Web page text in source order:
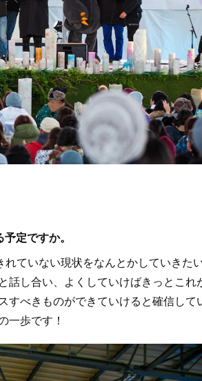
定ですか。
ていない現状をなんとかしていきた
話し合い、よくしていけばきっとこれ
すべきものができていけると確信して
一歩です！